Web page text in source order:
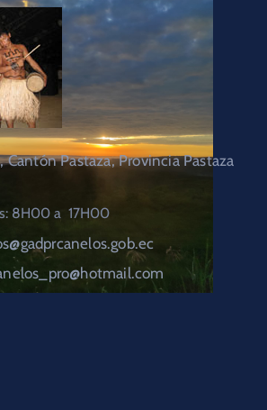
Cantón Pastaza, Provincia Pastaza
8H00 a 17H00